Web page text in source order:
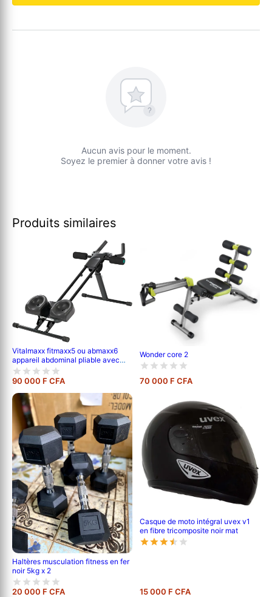
?
Aucun avis pour le moment.
Soyez le premier à donner votre avis !
Produits similaires
Vitalmaxx fitmaxx5 ou abmaxx6
appareil abdominal pliable avec
ordinateur d'entraînement |
appareil de fitness pour débutants
et avancés, entraîne presque tout
le corps | 5 niveaux de difficulté
90 000 F CFA
Wonder core 2
70 000 F CFA
Haltères musculation fitness en fer
noir 5kg x 2
20 000 F CFA
Casque de moto intégral uvex v1
en fibre tricomposite noir mat
15 000 F CFA